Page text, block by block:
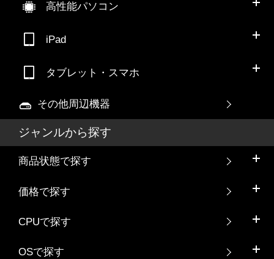
高性能パソコン
iPad
タブレット・スマホ
その他周辺機器
ジャンルから探す
商品状態で探す
価格で探す
CPUで探す
OSで探す